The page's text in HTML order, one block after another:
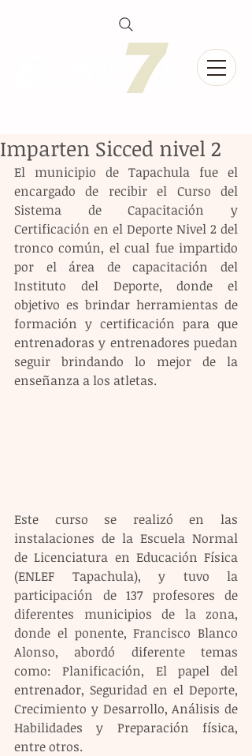
Imparten Sicced nivel 2
El municipio de Tapachula fue el
encargado de recibir el Curso del
Sistema de Capacitación y
Certificación en el Deporte Nivel 2 del
tronco común, el cual fue impartido
por el área de capacitación del
Instituto del Deporte, donde el
objetivo es brindar herramientas de
formación y certificación para que
entrenadoras y entrenadores puedan
seguir brindando lo mejor de la
enseñanza a los atletas.
Este curso se realizó en las
instalaciones de la Escuela Normal
de Licenciatura en Educación Física
(ENLEF Tapachula), y tuvo la
participación de 137 profesores de
diferentes municipios de la zona,
donde el ponente, Francisco Blanco
Alonso, abordó diferente temas
como: Planificación, El papel del
entrenador, Seguridad en el Deporte,
Crecimiento y Desarrollo, Análisis de
Habilidades y Preparación física,
entre otros.